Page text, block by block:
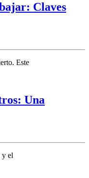
Claves
Este
Una
y el